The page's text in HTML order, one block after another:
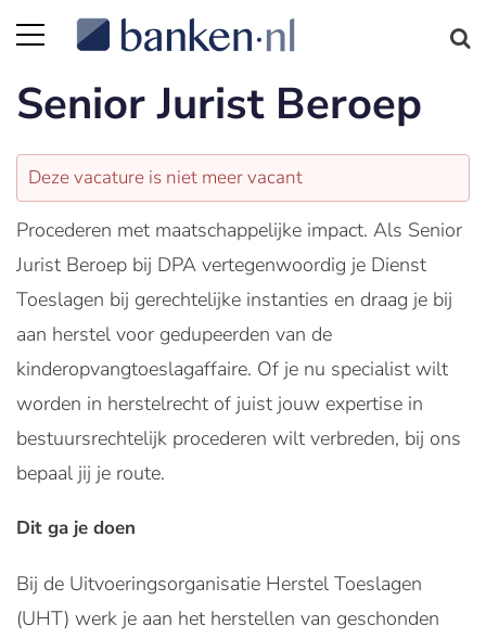
Senior Jurist Beroep
Deze vacature is niet meer vacant
Procederen met maatschappelijke impact. Als Senior
Jurist Beroep bij DPA vertegenwoordig je Dienst
Toeslagen bij gerechtelijke instanties en draag je bij
aan herstel voor gedupeerden van de
kinderopvangtoeslagaffaire. Of je nu specialist wilt
worden in herstelrecht of juist jouw expertise in
bestuursrechtelijk procederen wilt verbreden, bij ons
bepaal jij je route.
Dit ga je doen
Bij de Uitvoeringsorganisatie Herstel Toeslagen
(UHT) werk je aan het herstellen van geschonden